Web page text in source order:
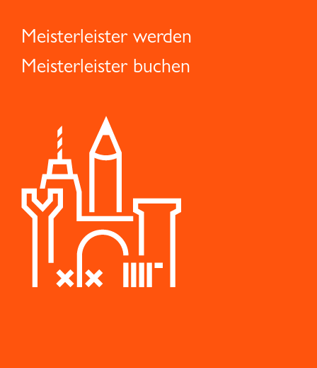
Meisterleister werden
Meisterleister buchen